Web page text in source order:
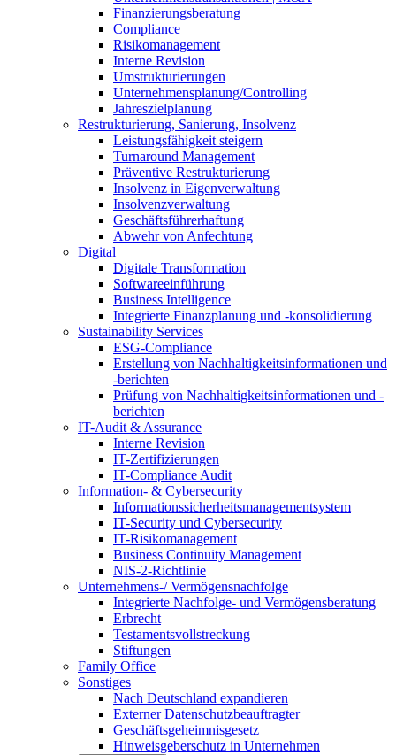
Finanzierungsberatung
Compliance
Risikomanagement
Interne Revision
Umstrukturierungen
Unternehmensplanung/Controlling
Jahreszielplanung
Restrukturierung, Sanierung, Insolvenz
Leistungsfähigkeit steigern
Turnaround Management
Präventive Restrukturierung
Insolvenz in Eigenverwaltung
Insolvenzverwaltung
Geschäftsführerhaftung
Abwehr von Anfechtung
Digital
Digitale Transformation
Softwareeinführung
Business Intelligence
Integrierte Finanzplanung und -konsolidierung
Sustainability Services
ESG-Compliance
Erstellung von Nachhaltigkeitsinformationen und
-berichten
Prüfung von Nachhaltigkeitsinformationen und -
berichten
IT-Audit & Assurance
Interne Revision
IT-Zertifizierungen
IT-Compliance Audit
Information- & Cybersecurity
Informationssicherheitsmanagementsystem
IT-Security und Cybersecurity
IT-Risikomanagement
Business Continuity Management
NIS-2-Richtlinie
Unternehmens-/Vermögensnachfolge
Integrierte Nachfolge- und Vermögensberatung
Erbrecht
Testamentsvollstreckung
Stiftungen
Family Office
Sonstiges
Nach Deutschland expandieren
Externer Datenschutzbeauftragter
Geschäftsgeheimnisgesetz
Hinweisgeberschutz in Unternehmen